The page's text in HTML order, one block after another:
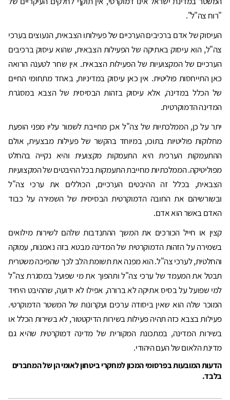
"רוח צה"ל".
העיסוק של אדם ברכיבים הערכיים של פעילותו הצבאית, הנעוצים בערכי
צה"ל, הוא עיסוק באתיקה של הפעילות הצבאית, שהוא עיסוק ברכיבים
הערכיים של המקצועיות של הפעילות הצבאית. אין שחר לטענה הרואה
כאן התייחסות פוליטית. אין כאן עיסוק במדיניות, באחד מתחומי החיים
של הכלל במדינה, אלא עיסוק בזהות הבסיסית של הצבא במסגרת
המדינה הדמוקרטית.
יתר על כן, הממלכתיות של צה"ל אכן מחייבת לשמור עליו מפני הופעת
מחלוקות פוליטיות בתוכו, במיוחד בהקשר של פעילות מבצעית, אולם
ההתעמקות הערכית היא התעמקות מקצועית והיא נקייה בהחלט
מפוליטיקה. הממלכתיות מחייבת התעמקות בכל ההיבטים של המקצועיות
הצבאית, בכלל זה ההיבטים הערכיים, הכוללים את ערכי צה"ל
ובשורשיהם את החובה הדמוקרטית הבסיסית של השמירה על כבוד
האדם באשר הוא אדם.
קצין או חייל הכורכים את המשך ההתנדבות שלהם לשירות מילואים
בשמירה על הזהות הדמוקרטית של המדינה מבטא בזה נאמנות, עמוקה
והחלטית, לערכי צה"ל. הוא מפנה את תשומת הלב לכך שהפיכה משטרית
תבטל את המעמד של ערכי צה"ל ותהפוך את מי שפועל במסגרת צה"ל
למי שפועל על בסיס אתיקה לא ברורה, אפילו לא ידועה, שההיבט היחיד
המוכר שלה הוא שאין ביסודה ערכים ועקרונות של המשטר הדמוקרטי.
פעילות בצבא כזה תהיה פעילות בשירות הדיקטטור, לא בשירות הכלל או
בשירות המדינה, במתכונת המקורית של מדינה דמוקרטית שהיא גם
מדינת הלאום של העם היהודי.
הדעות המובעות בפרסומי המכון למחקרי ביטחון לאומי הן של המחברים
בלבד.